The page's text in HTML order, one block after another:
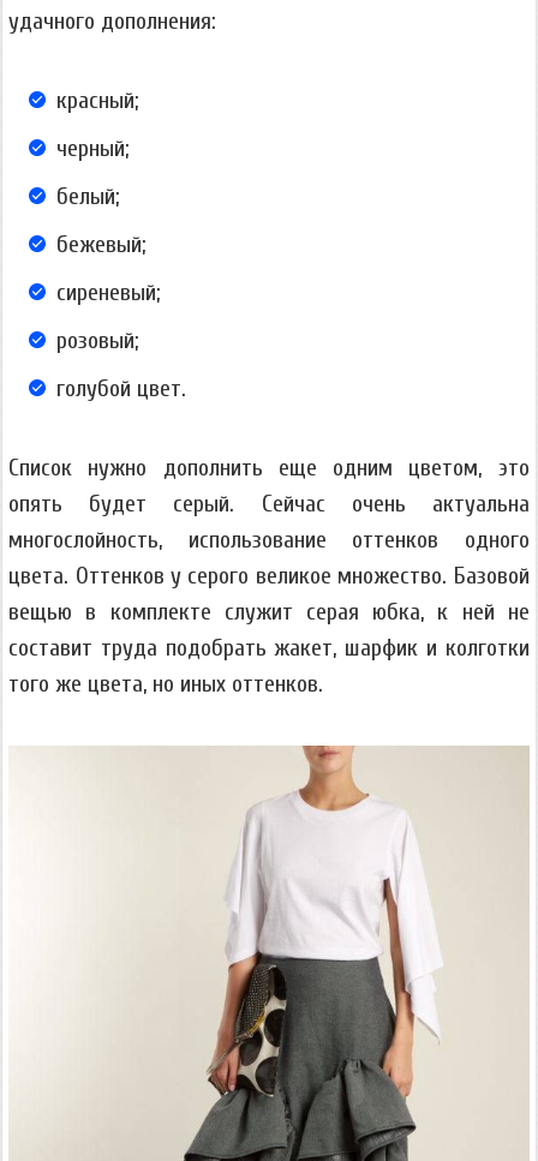
удачного дополнения:
красный;
черный;
белый;
бежевый;
сиреневый;
розовый;
голубой цвет.
Список нужно дополнить еще одним цветом, это
опять будет серый. Сейчас очень актуальна
многослойность, использование оттенков одного
цвета. Оттенков у серого великое множество. Базовой
вещью в комплекте служит серая юбка, к ней не
составит труда подобрать жакет, шарфик и колготки
того же цвета, но иных оттенков.